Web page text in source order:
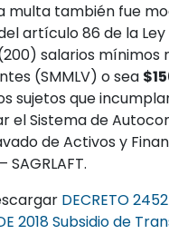
multa también fue
artículo 86 de la Ley
salarios mínimos
(SMMLV) o sea
sujetos que
el Sistema de
de Activos y
DECRETO
2018 Subsidio de